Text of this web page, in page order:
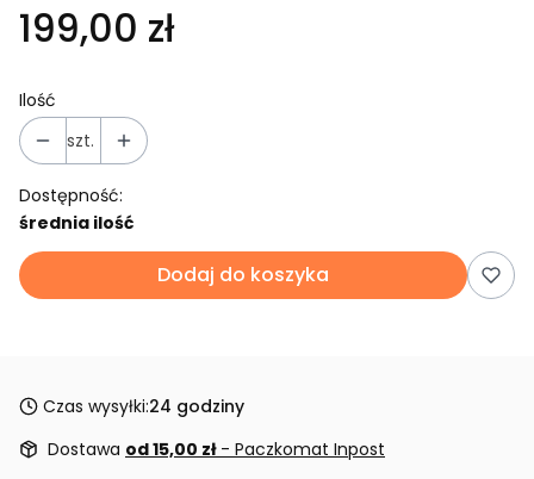
199,00 zł
Ilość
szt.
Dostępność:
średnia ilość
Dodaj do koszyka
Czas wysyłki:24 godziny
Dostawa od 15,00 zł - Paczkomat Inpost